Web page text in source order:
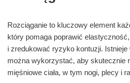
Rozciąganie to kluczowy element
który pomaga poprawić
i zredukować ryzyko kontuzji. Istnieje
można wykorzystać, aby skutecznie
mięśniowe ciała, w tym nogi, plecy i